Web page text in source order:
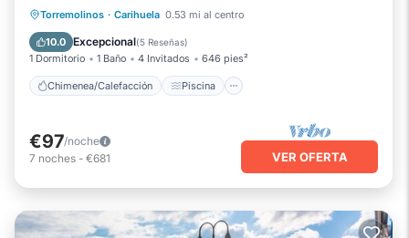
Torremolinos · Carihuela 0.53 mi al centro
10.0 Excepcional(5 Reseñas)
1 Dormitorio 1 Baño 4 Invitados 646 pies²
Chimenea/Calefacción Piscina
Chimenea/Calefacción
Piscina
Balcón/Terraza
€97/noche
7 noches - €681 VER OFERTA